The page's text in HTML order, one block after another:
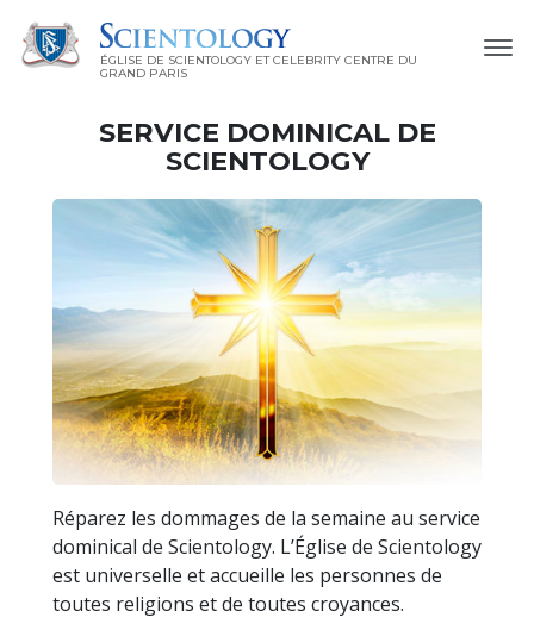
ÉGLISE DE SCIENTOLOGY ET CELEBRITY CENTRE DU
GRAND PARIS
SERVICE DOMINICAL DE
SCIENTOLOGY
Réparez les dommages de la semaine au service
dominical de Scientology. L’Église de Scientology
est universelle et accueille les personnes de
toutes religions et de toutes croyances.